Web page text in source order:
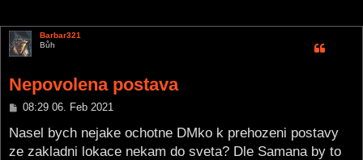
Barbar321
Bůh
Nepovolena postava
P
s
08:29 06. Feb 2021
Nasel bych nejake ochotne DMko k prehozeni postavy
ze zakladni lokace nekam do sveta? Dle Samana by to